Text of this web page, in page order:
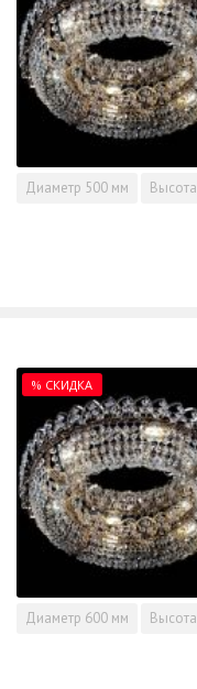
Диаметр 500 мм Высота
% СКИДКА
Диаметр 600 мм Высота